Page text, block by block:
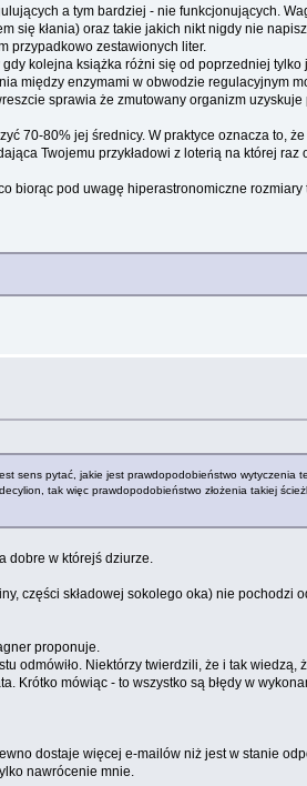
a tym bardziej - nie funkcjonujących.
kłania) oraz takie jakich nikt nigdy nie
przypadkowo zestawionych liter.
kolejna książka różni się od poprzedniej
między enzymami w obwodzie regulacyjnym
sprawia że zmutowany organizm
70-80% jej średnicy. W praktyce oznacza to,
Twojemu przykładowi z loterią na której
biorąc pod uwagę hiperastronomiczne
sens pytać, jakie jest prawdopodobieństwo wytyczenia
tak więc prawdopodobieństwo złożenia takiej
dobre w którejś dziurze.
części składowej sokolego oka) nie pochodzi
proponuje.
odmówiło. Niektórzy twierdzili, że i tak wiedzą,
Krótko mówiąc - to wszystko są błędy w
dostaje więcej e-mailów niż jest w stanie
nawrócenie mnie.